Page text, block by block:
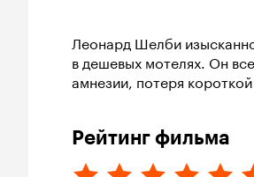
Леонард Шелби
в дешевых мотелях. Он
амнезии, потеря
Рейтинг фильма